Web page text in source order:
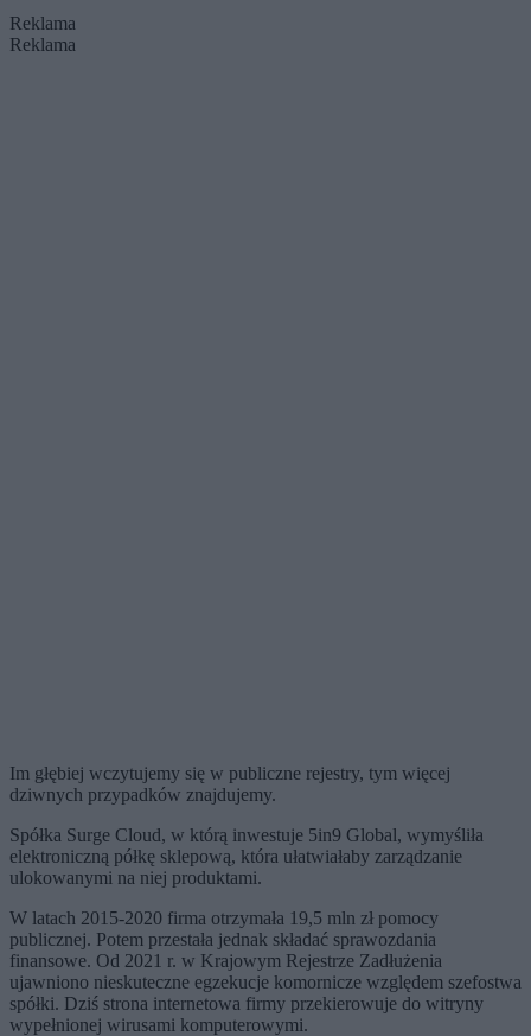
Reklama
Reklama
Im głębiej wczytujemy się w publiczne rejestry, tym więcej
dziwnych przypadków znajdujemy.
Spółka Surge Cloud, w którą inwestuje 5in9 Global, wymyśliła
elektroniczną półkę sklepową, która ułatwiałaby zarządzanie
ulokowanymi na niej produktami.
W latach 2015-2020 firma otrzymała 19,5 mln zł pomocy
publicznej. Potem przestała jednak składać sprawozdania
finansowe. Od 2021 r. w Krajowym Rejestrze Zadłużenia
ujawniono nieskuteczne egzekucje komornicze względem szefostwa
spółki. Dziś strona internetowa firmy przekierowuje do witryny
wypełnionej wirusami komputerowymi.